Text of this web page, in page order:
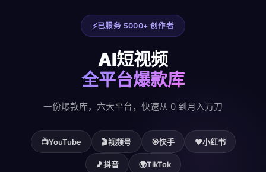
已服务 5000+ 创作者
AI短视频
全平台爆款库
一份爆款库，六大平台，快速从 0 到月入万刀
📺YouTube 🎬视频号 🎯快手 ❤️小红书
🎵抖音 🌍TikTok